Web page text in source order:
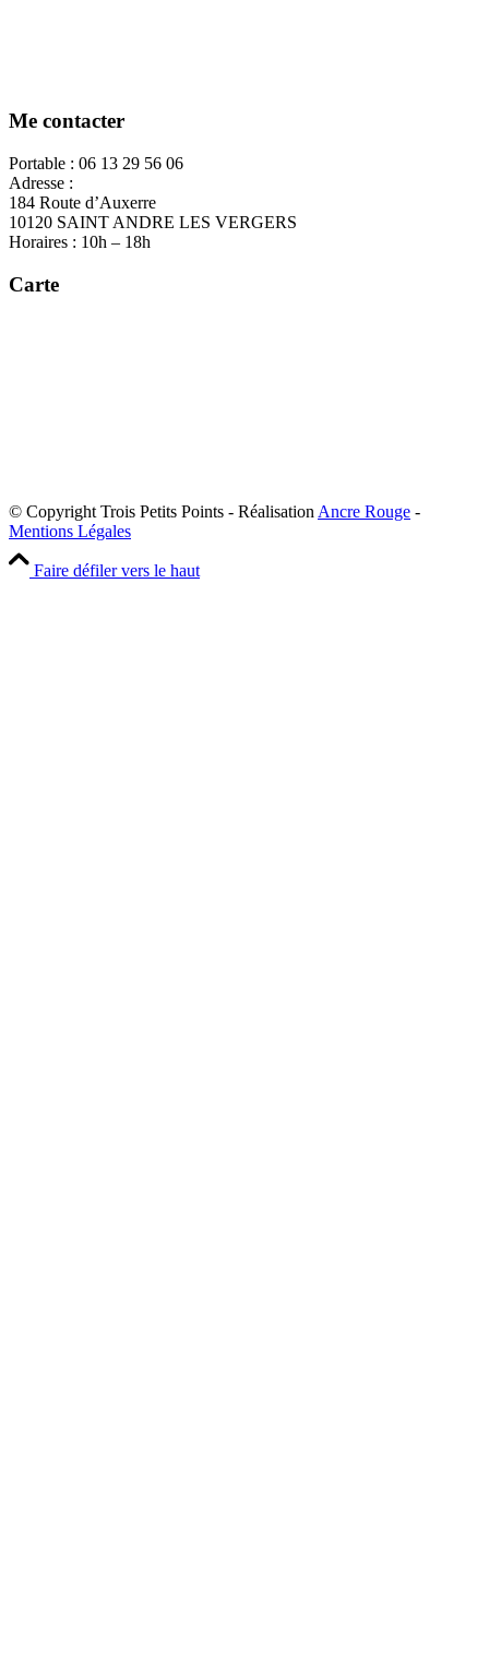
Me contacter
Portable : 06 13 29 56 06
Adresse :
184 Route d’Auxerre
10120 SAINT ANDRE LES VERGERS
Horaires : 10h – 18h
Carte
© Copyright Trois Petits Points - Réalisation Ancre Rouge -
Mentions Légales
Faire défiler vers le haut